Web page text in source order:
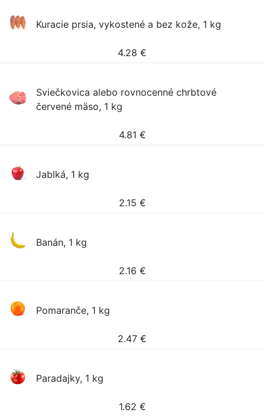
Kuracie prsia, vykostené a bez kože, 1 kg
4.28 €
Sviečkovica alebo rovnocenné chrbtové
červené mäso, 1 kg
4.81 €
Jablká, 1 kg
2.15 €
Banán, 1 kg
2.16 €
Pomaranče, 1 kg
2.47 €
Paradajky, 1 kg
1.62 €